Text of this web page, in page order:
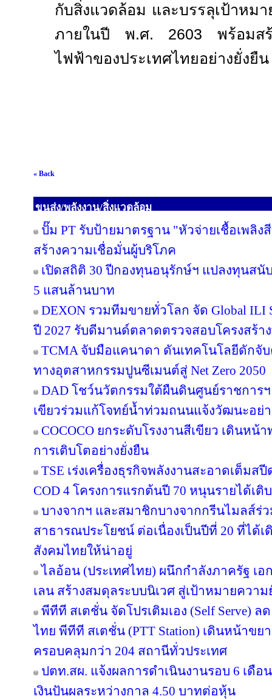
กับสิ่งแวดล้อม และบรรลุเป้าหม
ภายในปี พ.ศ. 2603 พร้อมสร้
ไฟฟ้าของประเทศไทยอย่างยั่งยืน
« Back
ขนส่ง/พลังงาน/สิ่งแวดล้อม
ปั๊ม PT รับป้ายมาตรฐาน "หัวจ่ายเชื้อเพลิง
สร้างความเชื่อมั่นผู้บริโภค
เปิดสถิติ 30 ปีกองทุนอนุรักษ์ฯ แปลงทุนส
5 แสนล้านบาท
DEXON รวมทีมขายทั่วโลก จัด Global ILI
ปี 2027 รับดีมานด์ตลาดตรวจสอบโครงสร้
TCMA จับมือแคนาดา ดันเทคโนโลยีดักจั
ทางอุตสาหกรรมปูนซีเมนต์สู่ Net Zero 2050
DAD โชว์นวัตกรรมใต้ผืนดินศูนย์ราชการ
เขียวร่วมแก้โจทย์น้ำท่วมถนนแจ้งวัฒนะอย่า
COCOCO ยกระดับโรงงานสีเขียว เดินห
การเติบโตอย่างยั่งยืน
TSE เร่งเครื่องธุรกิจพลังงานสะอาดเต็มส
COD 4 โครงการแรกต้นปี 70 หนุนรายได้เติ
บางจากฯ และสมาชิกบางจากกรีนไมลส์ร่
สาธารณประโยชน์ ต่อเนื่องเป็นปีที่ 20 ที่ได้เ
สังคมไทยให้น่าอยู่
ไลอ้อน (ประเทศไทย) ผนึกกำลังภาครัฐ
เลน สร้างสมดุลระบบนิเวศ สู่เป้าหมายความ
พีทีที สเตชั่น จัดโปรเติมเอง (Self Serve)
ไทย พีทีที สเตชั่น (PTT Station) เดินหน้าขยา
ครอบคลุมกว่า 204 สถานีทั่วประเทศ
ปตท.สผ. แจ้งผลการดำเนินงานรอบ 6 เดือ
เงินปันผลระหว่างกาล 4.50 บาทต่อหุ้น